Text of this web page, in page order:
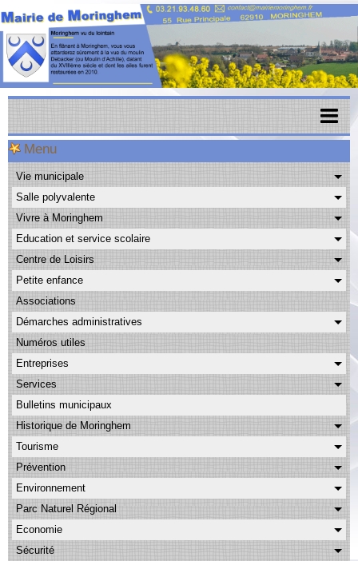
Accueil
Menu scolaire
Actualités
Agenda
CAPSO
Urbanisme
Transports
Albums
Facebook
Contact
Menu
Vie municipale
Salle polyvalente
Vivre à Moringhem
Education et service scolaire
Centre de Loisirs
Petite enfance
Associations
Démarches administratives
Numéros utiles
Entreprises
Services
Bulletins municipaux
Historique de Moringhem
Tourisme
Prévention
Environnement
Parc Naturel Régional
Economie
Sécurité